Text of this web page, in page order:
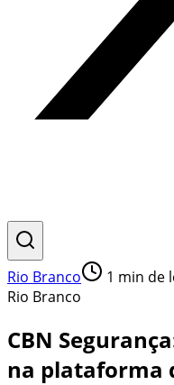
Rio Branco 1 min de
Rio Branco
CBN
na plataforma